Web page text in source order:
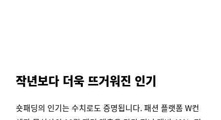
작년보다 더욱 뜨거워진 인기
숏패딩의 인기는 수치로도 증명됩니다. 패션 플랫폼 W컨